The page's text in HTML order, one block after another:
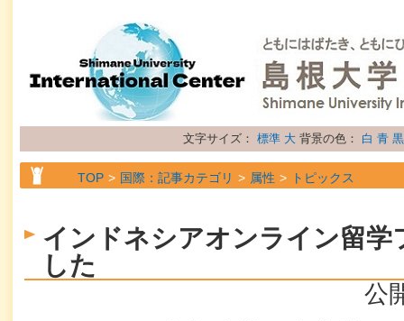
文字サイズ： 標準 大 背景の色： 白 青 黒
TOP 国際：記事カテゴリ 属性 トピックス
インドネシアオンライン留学
した
公